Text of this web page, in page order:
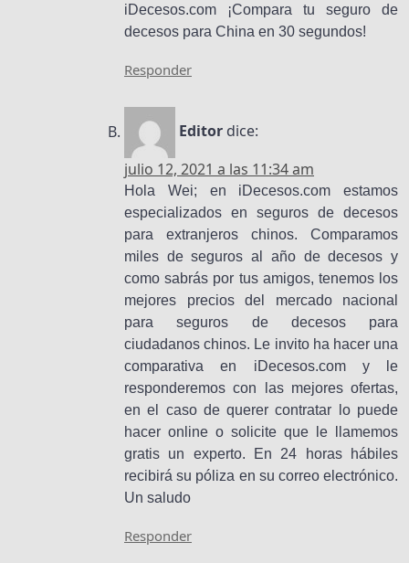
iDecesos.com ¡Compara tu seguro de
decesos para China en 30 segundos!
Responder
Editor dice:
julio 12, 2021 a las 11:34 am
Hola Wei; en iDecesos.com estamos
especializados en seguros de decesos
para extranjeros chinos. Comparamos
miles de seguros al año de decesos y
como sabrás por tus amigos, tenemos los
mejores precios del mercado nacional
para seguros de decesos para
ciudadanos chinos. Le invito ha hacer una
comparativa en iDecesos.com y le
responderemos con las mejores ofertas,
en el caso de querer contratar lo puede
hacer online o solicite que le llamemos
gratis un experto. En 24 horas hábiles
recibirá su póliza en su correo electrónico.
Un saludo
Responder